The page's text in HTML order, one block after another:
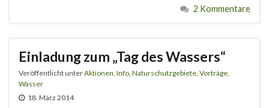
2 Kommentare
Einladung zum „Tag des Wassers“
Veröffentlicht unterAktionen, Info, Naturschutzgebiete, Vorträge,
Wasser
18. März 2014